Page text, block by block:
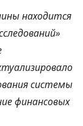
находится
системы
финансовых